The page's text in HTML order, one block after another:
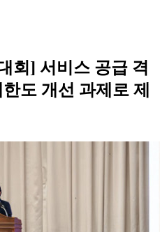
회] 서비스 공급 격
도 개선 과제로 제